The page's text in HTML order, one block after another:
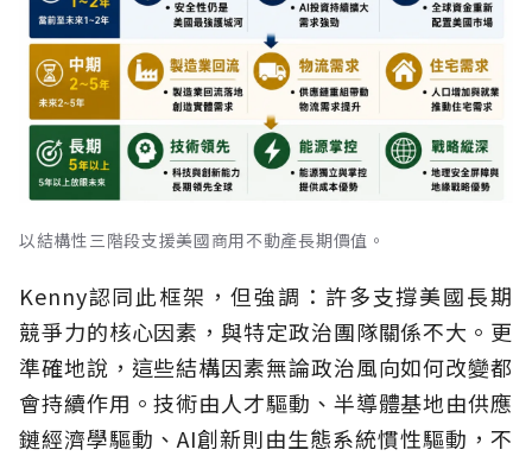
以結構性三階段支援美國商用不動產長期價值。
Kenny認同此框架，但強調：許多支撐美國長期
競爭力的核心因素，與特定政治團隊關係不大。更
準確地說，這些結構因素無論政治風向如何改變都
會持續作用。技術由人才驅動、半導體基地由供應
鏈經濟學驅動、AI創新則由生態系統慣性驅動，不